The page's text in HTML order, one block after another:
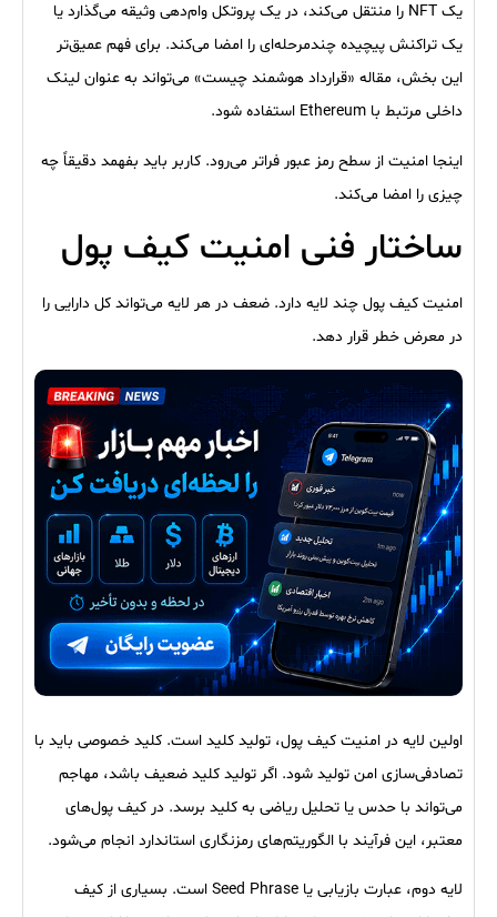
یک NFT را منتقل می‌کند، در یک پروتکل وام‌دهی وثیقه می‌گذارد یا
یک تراکنش پیچیده چندمرحله‌ای را امضا می‌کند. برای فهم عمیق‌تر
این بخش، مقاله «قرارداد هوشمند چیست» می‌تواند به عنوان لینک
داخلی مرتبط با Ethereum استفاده شود.
اینجا امنیت از سطح رمز عبور فراتر می‌رود. کاربر باید بفهمد دقیقاً چه
چیزی را امضا می‌کند.
ساختار فنی امنیت کیف پول
امنیت کیف پول چند لایه دارد. ضعف در هر لایه می‌تواند کل دارایی را
در معرض خطر قرار دهد.
اولین لایه در امنیت کیف پول، تولید کلید است. کلید خصوصی باید با
تصادفی‌سازی امن تولید شود. اگر تولید کلید ضعیف باشد، مهاجم
می‌تواند با حدس یا تحلیل ریاضی به کلید برسد. در کیف پول‌های
معتبر، این فرآیند با الگوریتم‌های رمزنگاری استاندارد انجام می‌شود.
لایه دوم، عبارت بازیابی یا Seed Phrase است. بسیاری از کیف